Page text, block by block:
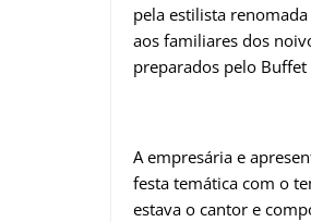
pela estilista
aos familiares dos
preparados pelo
A empresária e
festa temática com o
estava o cantor e